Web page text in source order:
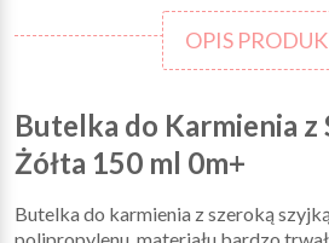
OPIS
Butelka do Karmienia z
Żółta 150 ml 0m+
Butelka do karmienia z szeroką